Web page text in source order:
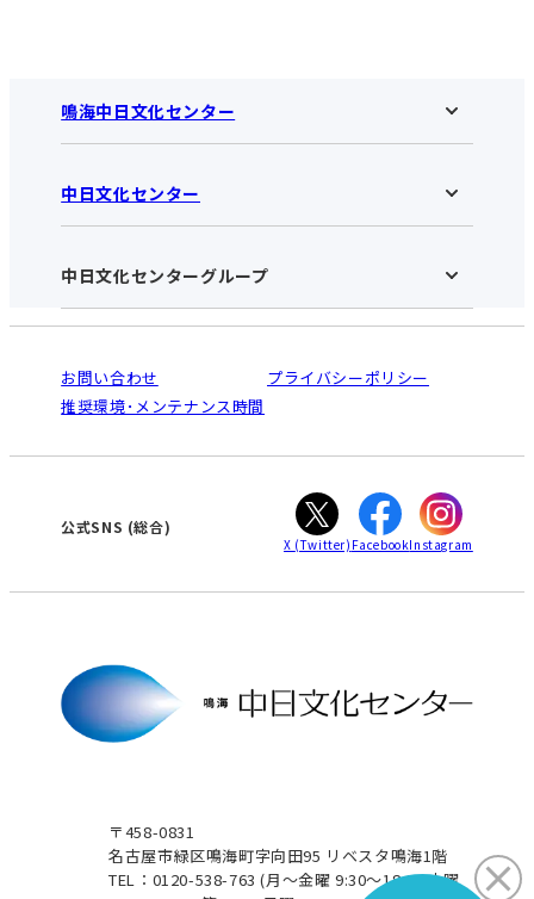
鳴海中日文化センター
鳴海中日文化センターHOME
お知らせ
アクセス･営業時間
お申し込みの流れ
入会と受講のご案内
中日文化センター
中日文化センターHOME
中日文化センターとは
受講規約・会員特典
ご利用ガイド
オンライン講座受講の手順
WEBサイトのよくある質問
中日文化センターグループ
南大高
犬山
高蔵寺
大垣
津
お問い合わせ
プライバシーポリシー
推奨環境･メンテナンス時間
〒458-0831
名古屋市緑区鳴海町字向田95 リベスタ鳴海1階
TEL：0120-538-763(月～金曜 9:30～18:00 土曜
公式SNS (総合)
X (Twitter) FacebookInstagram